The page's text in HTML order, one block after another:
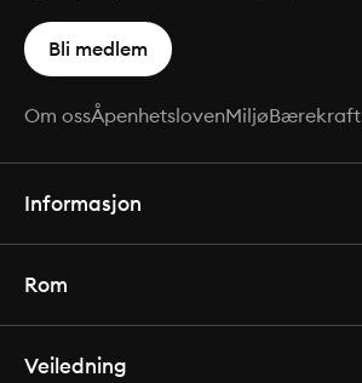
Bli medlem
Om ossÅpenhetslovenMiljøBærekraft
Informasjon
Rom
Veiledning